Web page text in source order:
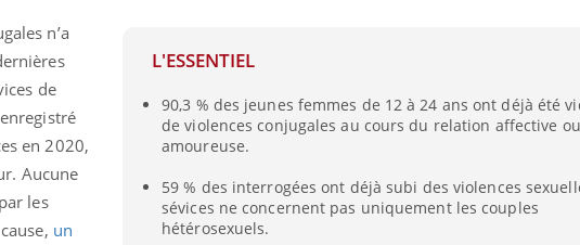
L'ESSENTIEL
90,3 % des jeunes femmes de 12 à 24 ans ont déjà été
de violences conjugales au cours du relation affective ou
amoureuse.
59 % des interrogées ont déjà subi des violences
sévices ne concernent pas uniquement les couples
hétérosexuels.
n’a
de
en 2020,
Aucune
les
un
Fatigue, irritabilité, brouillard mental ou
même alopécie… Les symptômes de la
carence en fer sont multiples ce qui la rend
...